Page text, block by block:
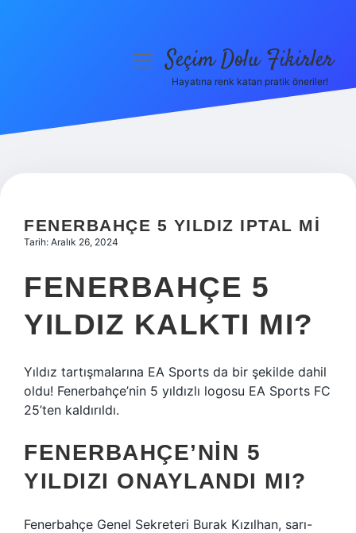
Hakkımızda
menüyüSeçim Dolu Fikirler
Hayatına renk katan pratik öneriler!
FENERBAHÇE 5 YILDIZ IPTAL MI
Tarih: Aralık 26, 2024
FENERBAHÇE 5
YILDIZ KALKTI MI?
Yıldız tartışmalarına EA Sports da bir şekilde dahil
oldu! Fenerbahçe’nin 5 yıldızlı logosu EA Sports FC
25’ten kaldırıldı.
FENERBAHÇE’NIN 5
YILDIZI ONAYLANDI MI?
Fenerbahçe Genel Sekreteri Burak Kızılhan, sarı-